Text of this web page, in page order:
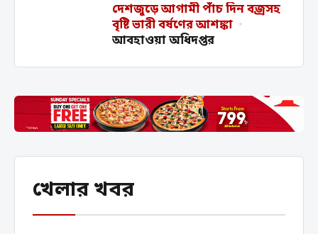
দেশজুড়ে আগামী পাঁচ দিন বজ্রসহ
বৃষ্টি ভারী বর্ষণের আশঙ্কা •
আবহাওয়া অধিদপ্তর
খেলার খবর
পদমর্যাদার ১২ কর্মকর্তাকে
একযোগে বদলি